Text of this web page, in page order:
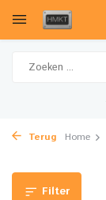
Terug Home
Filter